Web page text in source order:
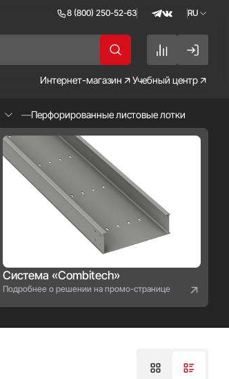
8 (800) 250-52-63 RU
RU
EN
Интернет-магазин Учебный центр
Перфорированные листовые лотки
Система «Combitech»
Подробнее о решении на промо-странице